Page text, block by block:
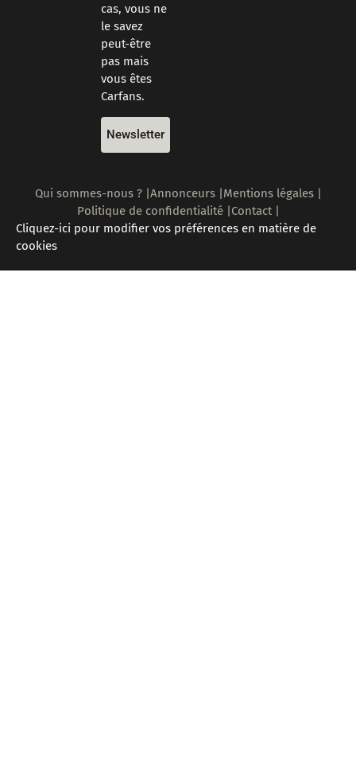
cas, vous ne
le savez
peut-être
pas mais
vous êtes
Carfans.
Newsletter
Qui sommes-nous ? |Annonceurs |Mentions légales |
Politique de confidentialité |Contact |
Cliquez-ici pour modifier vos préférences en matière de
cookies